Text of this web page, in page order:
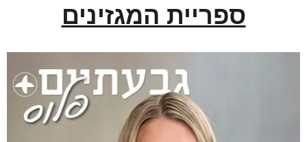
ספריית המגזינים